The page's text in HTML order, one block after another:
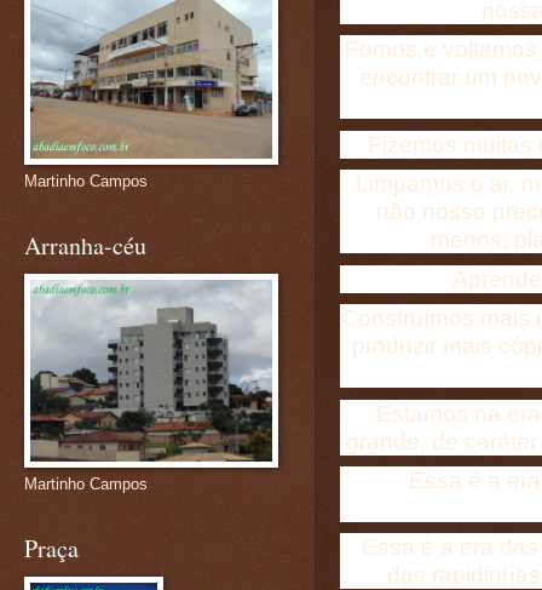
Fomos e
encontrar um
Fizemos
Limpamos o ar,
não nosso
menos;
Construímos mais
produzir mais
Estamos na
grande, de
Essa é a
Essa é a era
das
Martinho Campos
Arranha-céu
Martinho Campos
Praça